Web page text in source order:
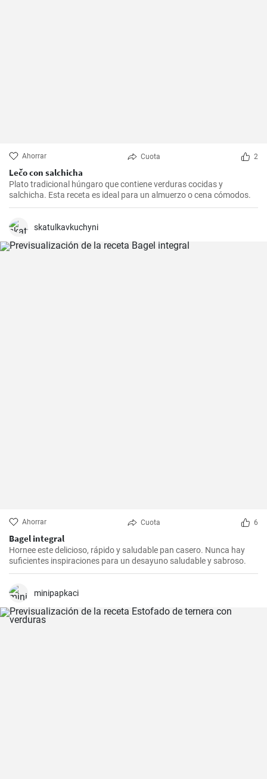
Ahorrar Cuota 2
Lečo con salchicha
Plato tradicional húngaro que contiene verduras cocidas y
salchicha. Esta receta es ideal para un almuerzo o cena cómodos.
skatulkavkuchyni
Ahorrar Cuota 6
Bagel integral
Hornee este delicioso, rápido y saludable pan casero. Nunca hay
suficientes inspiraciones para un desayuno saludable y sabroso.
minipapkaci